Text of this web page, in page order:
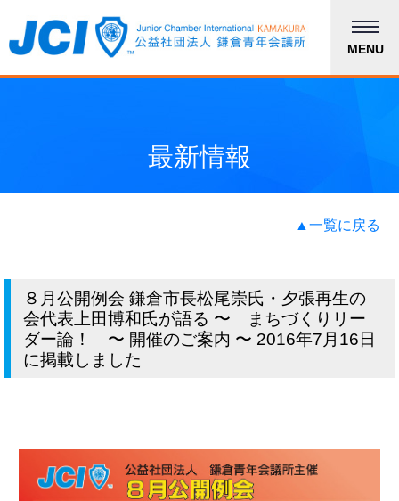
MENU
最新情報
▲一覧に戻る
８月公開例会 鎌倉市長松尾崇氏・夕張再生の
会代表上田博和氏が語る 〜 まちづくりリー
ダー論！ 〜 開催のご案内 〜 2016年7月16日
に掲載しました